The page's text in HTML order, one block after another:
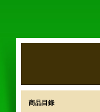
商品目錄